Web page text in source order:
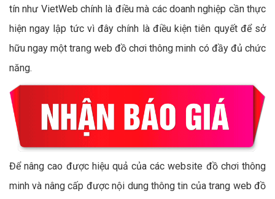
tín như VietWeb chính là điều mà các doanh nghiệp cần thực
hiện ngay lập tức vì đây chính là điều kiện tiên quyết để sở
hữu ngay một trang web đồ chơi thông minh có đầy đủ chức
năng.
Để nâng cao được hiệu quả của các website đồ chơi thông
minh và nâng cấp được nội dung thông tin của trang web đồ